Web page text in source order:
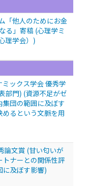
「他人のためにお金
る」寄稿 (心理学ミ
理学会）)
ックス学会 優秀学
部門) (資源不足がゼ
団の範囲に及ぼす
るという文脈を用
論文賞 (甘い匂いが
ナーとの関係性評
に及ぼす影響)